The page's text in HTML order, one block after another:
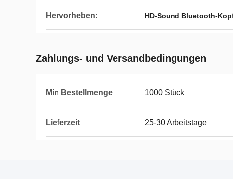
Hervorheben: HD-Sound Bluetooth-
Zahlungs- und Versandbedingungen
Min Bestellmenge 1000 Stück
Lieferzeit 25-30 Arbeitstage